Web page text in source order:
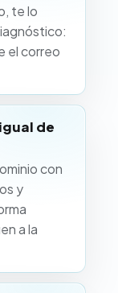
te lo
el correo
de
con
y
a la